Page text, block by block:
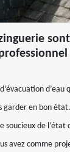
d’eau
garder en bon
soucieux de l’état
avez comme